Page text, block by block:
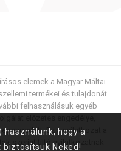
elemek a Magyar Máltai
termékei és tulajdonát
felhasználásuk egyéb
Ez a nyilatkozat a
szerint tiltó nyilatkozatnak
hogy a
Neked!